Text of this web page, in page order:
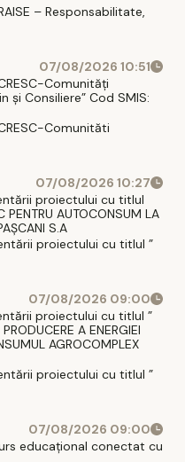
– Responsabilitate,
07/08/2026 10:51
Comunități
și Consiliere” Cod SMIS:
Comunităti
07/08/2026 10:27
proiectului cu titlul
PENTRU AUTOCONSUM LA
S.A
proiectului cu titlul ”
07/08/2026 09:00
proiectului cu titlul ”
A ENERGIEI
AGROCOMPLEX
proiectului cu titlul ”
07/08/2026 09:00
educațional conectat cu